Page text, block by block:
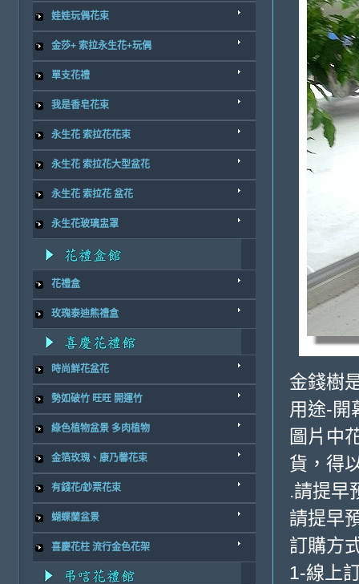
娃娃玩偶花束
金莎+ 索拉永生花+玩偶
單支花禮
我是香皂花束
永生花 索拉花花束
永生花 索拉花大型盆花
永生花 索拉花 盆花
永生花玻璃盅罩
花禮盒
玫瑰泰迪熊禮盒
時尚鮮花盆花
勢如破竹 旺旺 開運竹
綠色植物盆景 多肉植物
金箔玫瑰、康乃馨花束
有錢花/鈔票花束
蝴蝶蘭盆景
喜慶花柱 流行金色花架
金錢樹
用途-開
圖片中
貨，得
.請提早
請提早
訂購方
1-線上